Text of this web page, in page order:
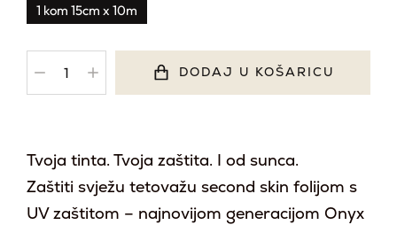
1 kom 15cm x 10m
DODAJ U KOŠARICU
Tvoja tinta. Tvoja zaštita. I od sunca.
Zaštiti svježu tetovažu second skin folijom s
UV zaštitom – najnovijom generacijom Onyx